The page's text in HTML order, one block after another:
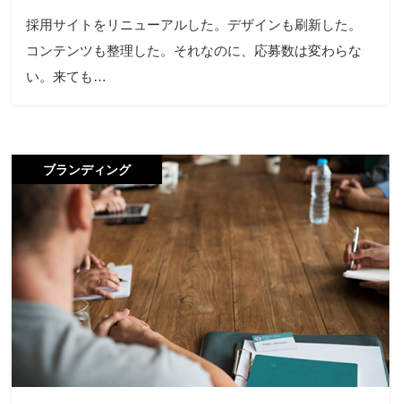
採用サイトをリニューアルした。デザインも刷新した。
コンテンツも整理した。それなのに、応募数は変わらな
い。来ても…
ブランディング